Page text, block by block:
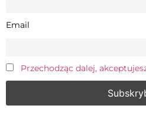
Email
Przechodząc dalej,